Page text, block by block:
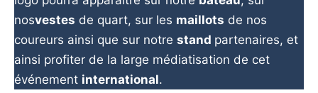
nosvestes de quart, sur les maillots de nos
coureurs ainsi que sur notre stand partenaires, et
ainsi profiter de la large médiatisation de cet
événement international.